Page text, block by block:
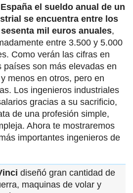
el sueldo anual de un
se encuentra entre los
mil euros anuales,
entre 3.500 y 5.000
Como verán las cifras en
países son más elevadas en
menos en otros, pero en
Los ingenieros industriales
gracias a su sacrificio,
de una profesión simple,
Ahora te mostraremos
importantes ingenieros de
diseñó gran cantidad de
maquinas de volar y